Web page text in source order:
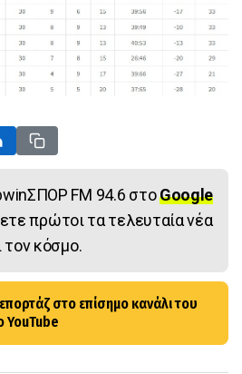
FM 94.6 στοGoogle
πρώτοι τα τελευταία νέα
τον κόσμο.
στο επίσημο κανάλι του
YouTube